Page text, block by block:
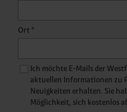
Ort *
Ich möchte E-Mails der
aktuellen Informationen zu
Neuigkeiten erhalten. Sie
Möglichkeit, sich kostenlos